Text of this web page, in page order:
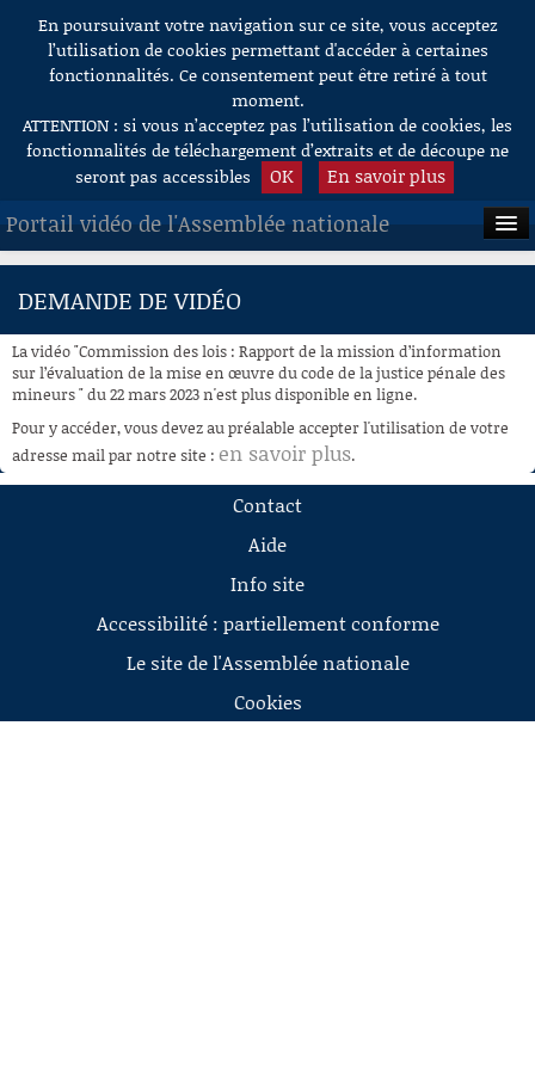
Aller au contenu
En poursuivant votre navigation sur ce site, vous acceptez
l’utilisation de cookies permettant d'accéder à certaines
fonctionnalités. Ce consentement peut être retiré à tout
moment.
ATTENTION : si vous n’acceptez pas l’utilisation de cookies, les
fonctionnalités de téléchargement d’extraits et de découpe ne
seront pas accessibles
OK En savoir plus
Portail vidéo de l'Assemblée nationale
ACCUEIL
À LA DEMANDE
RECHERCHE
AIDE À LA DÉCOUPE
DE VIDÉOS
DEMANDE DE VIDÉO
La vidéo "Commission des lois : Rapport de la mission d’information
sur l’évaluation de la mise en œuvre du code de la justice pénale des
mineurs " du 22 mars 2023 n'est plus disponible en ligne.
Pour y accéder, vous devez au préalable accepter l'utilisation de votre
adresse mail par notre site : en savoir plus.
Contact
Aide
Info site
Accessibilité : partiellement conforme
Le site de l'Assemblée nationale
Cookies